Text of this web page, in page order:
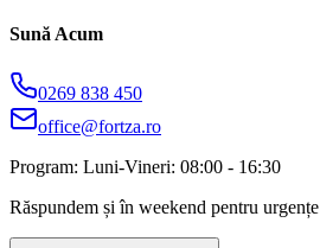
Sună Acum
0269 838 450
office@fortza.ro
Program: Luni-Vineri: 08:00 - 16:30
Răspundem și în weekend pentru urgențe